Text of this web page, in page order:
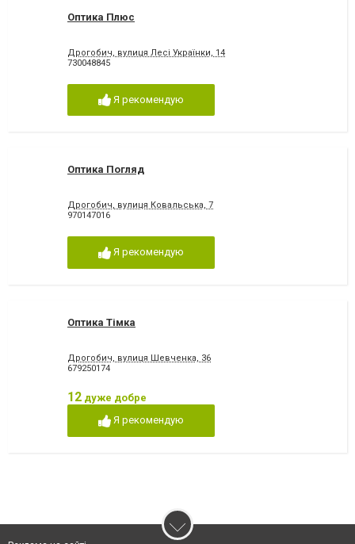
Оптика Плюс
Дрогобич, вулиця Лесі Українки, 14
730048845
Я рекомендую
Оптика Погляд
Дрогобич, вулиця Ковальська, 7
970147016
Я рекомендую
Оптика Тімка
Дрогобич, вулиця Шевченка, 36
679250174
12 дуже добре
Я рекомендую